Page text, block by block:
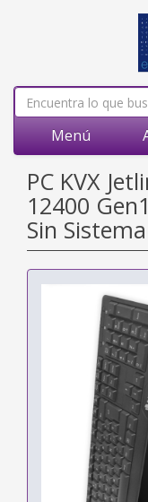
Menú
PC KVX
12400
Sin